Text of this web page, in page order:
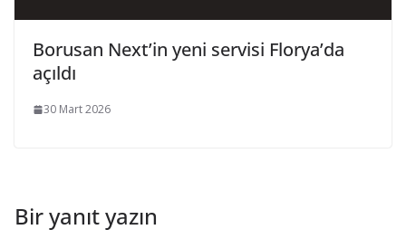
Borusan Next’in yeni servisi Florya’da
açıldı
30 Mart 2026
Bir yanıt yazın